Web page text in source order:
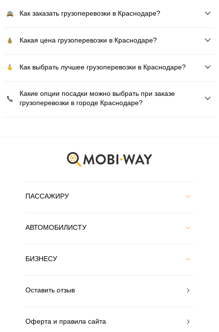
Как заказать грузоперевозки в Краснодаре?
Какая цена грузоперевозки в Краснодаре?
Как выбрать лучшее грузоперевозки в Краснодаре?
Какие опции посадки можно выбрать при заказе
грузоперевозки в городе Краснодаре?
ПАССАЖИРУ
АВТОМОБИЛИСТУ
БИЗНЕСУ
Оставить отзыв
Оферта и правила сайта